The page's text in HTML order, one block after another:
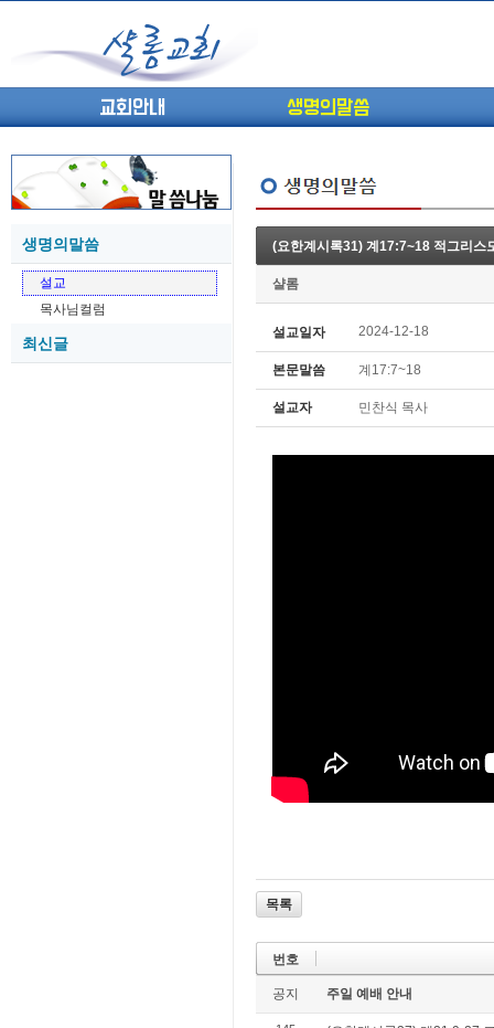
교회안내 생명의말씀
생명의말씀
설교
목사님컬럼
최신글
05-26 (고린도전서12) 고전7:23-40 ...
05-20 (고린도전서10) 고전6:1~11 ...
05-20 (고린도전서9) 고전5:1-13 ...
05-18 (고린도전서7) 고전4:1-8 판...
(요한계시록31) 계17:7~18 적그리스
샬롬
설교일자 2024-12-18
본문말씀 계17:7~18
설교자 민찬식 목사
목록
번호
공지 주일 예배 안내